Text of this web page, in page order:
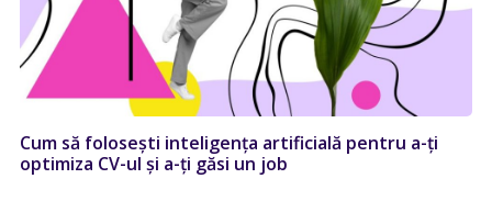
Cum să folosești inteligența artificială pentru a-ți
optimiza CV-ul și a-ți găsi un job